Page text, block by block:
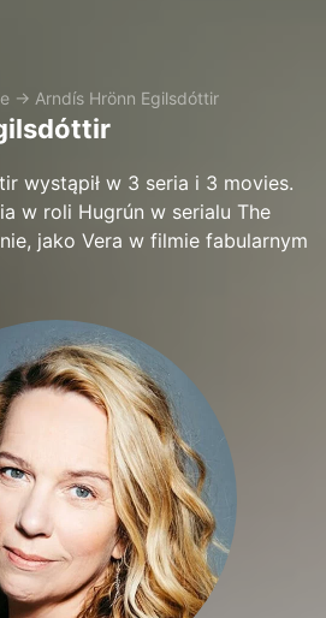
→ Arndís Hrönn Egilsdóttir
wystąpił w 3 seria i 3 movies.
w roli Hugrún w serialu The
jako Vera w filmie fabularnym